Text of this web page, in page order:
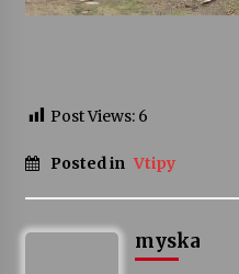
Želiv
Post Views: 6
Posted in Vtipy
myska